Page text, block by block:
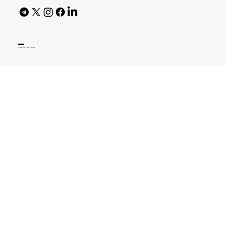
AI Policy
© 2026 High Bar Journal